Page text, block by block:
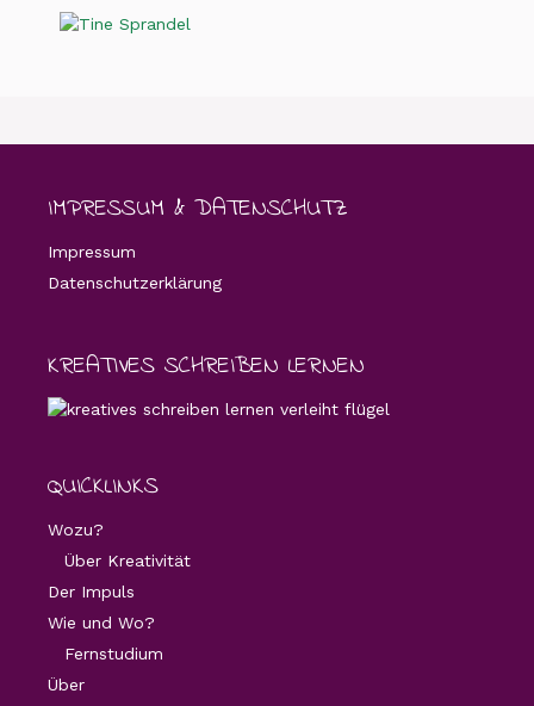
IMPRESSUM & DATENSCHUTZ
Impressum
Datenschutzerklärung
KREATIVES SCHREIBEN LERNEN
QUICKLINKS
Wozu?
Über Kreativität
Der Impuls
Wie und Wo?
Fernstudium
Über